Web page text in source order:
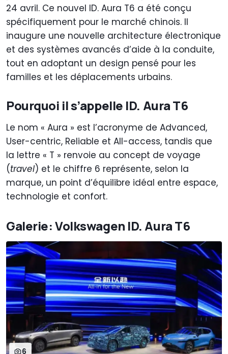
24 avril. Ce nouvel ID. Aura T6 a été conçu
spécifiquement pour le marché chinois. Il
inaugure une nouvelle architecture électronique
et des systèmes avancés d’aide à la conduite,
tout en adoptant un design pensé pour les
familles et les déplacements urbains.
Pourquoi il s’appelle ID. Aura T6
Le nom « Aura » est l’acronyme de Advanced,
User-centric, Reliable et All-access, tandis que
la lettre « T » renvoie au concept de voyage
(travel) et le chiffre 6 représente, selon la
marque, un point d’équilibre idéal entre espace,
technologie et confort.
Galerie: Volkswagen ID. Aura T6
6